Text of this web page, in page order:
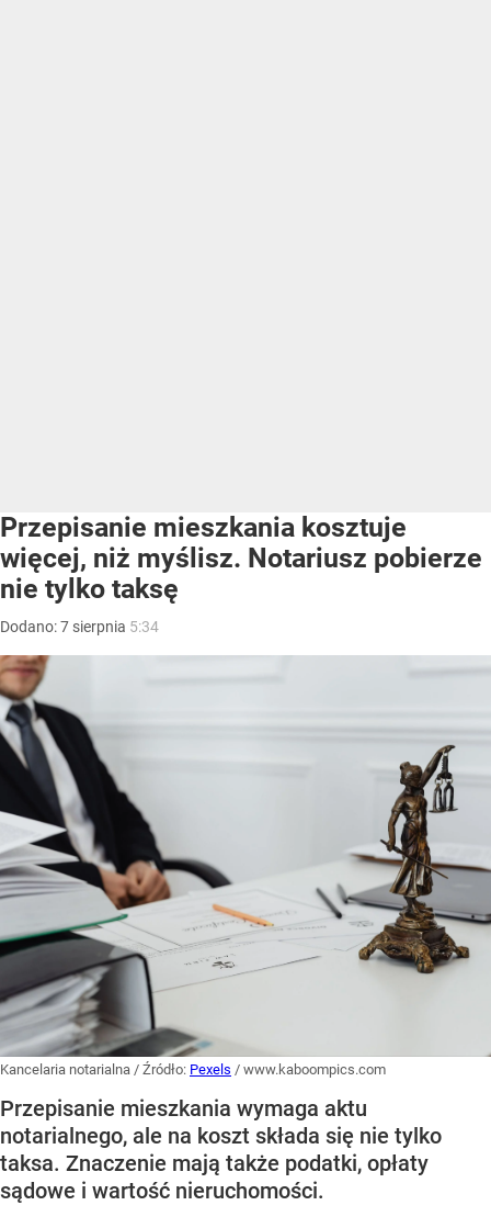
Przepisanie mieszkania kosztuje
więcej, niż myślisz. Notariusz pobierze
nie tylko taksę
Dodano:7 sierpnia 5:34
Kancelaria notarialna / Źródło: Pexels / www.kaboompics.com
Przepisanie mieszkania wymaga aktu
notarialnego, ale na koszt składa się nie tylko
taksa. Znaczenie mają także podatki, opłaty
sądowe i wartość nieruchomości.